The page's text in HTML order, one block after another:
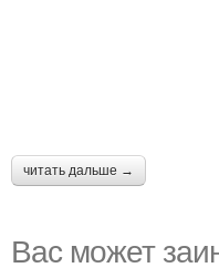
читать дальше →
Вас может